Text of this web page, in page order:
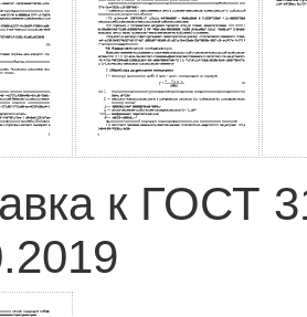
к ГОСТ